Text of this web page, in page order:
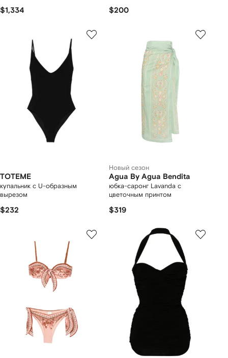
$1,334 $200
TOTEME
купальник с U-образным
вырезом
$232
Новый сезон
Agua By Agua Bendita
юбка-саронг Lavanda с
цветочным принтом
$319